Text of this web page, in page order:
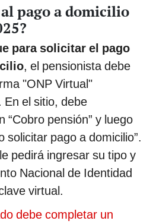
al pago a domicilio
para solicitar el pago
, el pensionista debe
"ONP Virtual"
el sitio, debe
“Cobro pensión” y luego
solicitar pago a domicilio”.
pedirá ingresar su tipo y
Nacional de Identidad
virtual.
debe completar un